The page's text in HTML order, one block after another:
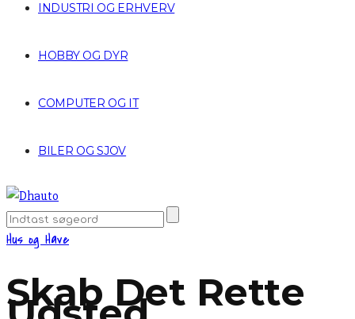
INDUSTRI OG ERHVERV
HOBBY OG DYR
COMPUTER OG IT
BILER OG SJOV
Hus og Have
Skab Det Rette